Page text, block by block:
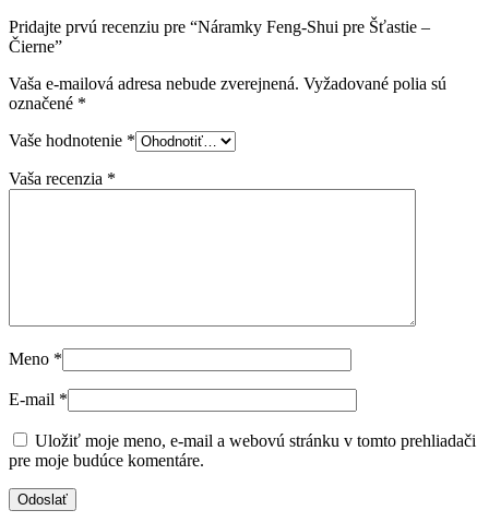
Pridajte prvú recenziu pre “Náramky Feng-Shui pre Šťastie –
Čierne”
Vaša e-mailová adresa nebude zverejnená. Vyžadované polia sú
označené *
Vaše hodnotenie *
Vaša recenzia *
Meno *
E-mail *
Uložiť moje meno, e-mail a webovú stránku v tomto prehliadači
pre moje budúce komentáre.